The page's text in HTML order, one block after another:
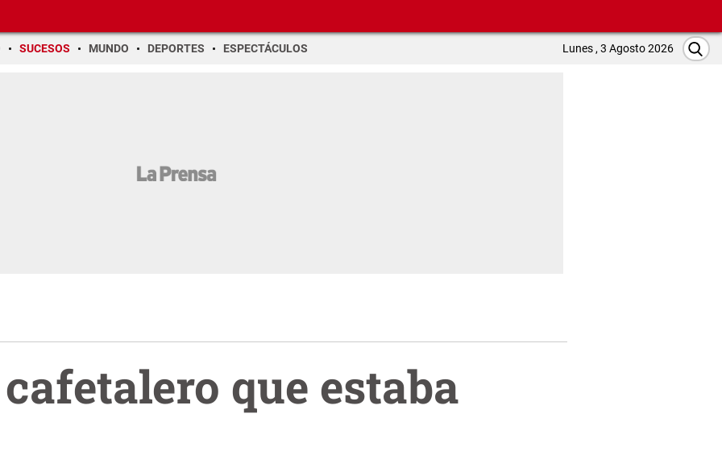
SUCESOS MUNDO DEPORTES ESPECTÁCULOS Lunes , 3 Agosto 2026
que estaba